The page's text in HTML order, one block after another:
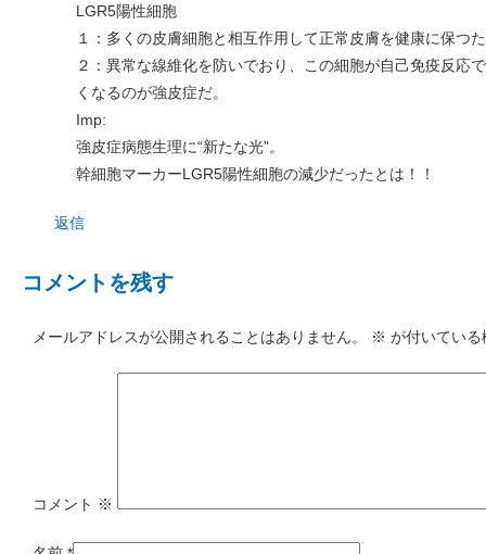
LGR5陽性細胞
１：多くの皮膚細胞と相互作用して正常皮膚を健康に保つ
２：異常な線維化を防いでおり、この細胞が自己免疫反応
くなるのが強皮症だ。
Imp:
強皮症病態生理に“新たな光”。
幹細胞マーカーLGR5陽性細胞の減少だったとは！！
返信
コメントを残す
メールアドレスが公開されることはありません。 ※ が付いてい
コメント ※